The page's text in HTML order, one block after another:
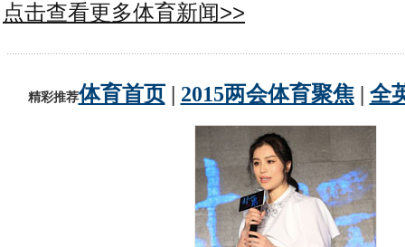
点击查看更多体育新闻>>